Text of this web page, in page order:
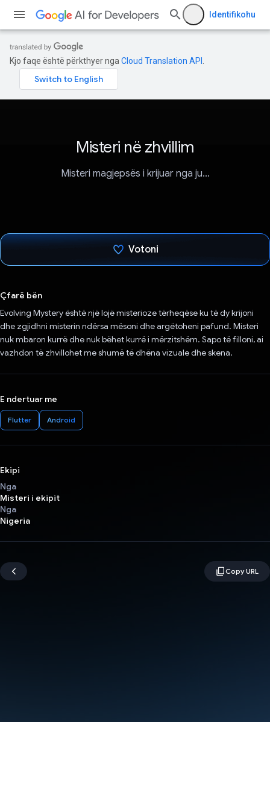
Identifikohu
Kjo faqe është përkthyer nga Cloud Translation API
Misteri në zhvillim
Misteri magjepsës i krijuar nga ju...
Votoni
Çfarë bën
Evolving Mystery është një lojë misterioze tërheqëse ku të dy krijoni
dhe zgjidhni misterin ndërsa mësoni dhe argëtoheni pafund. Misteri
nuk mbaron kurrë dhe nuk bëhet kurrë i mërzitshëm. Sapo të filloni, ai
vazhdon të zhvillohet me shumë të dhëna vizuale dhe skena.
E ndertuar me
Flutter Android
Ekipi
Nga
Misteri i ekipit
Nga
Nigeria